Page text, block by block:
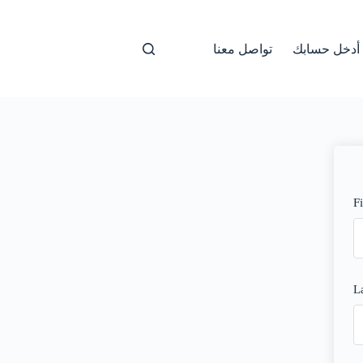
تواصل معنا أدخل حسابك